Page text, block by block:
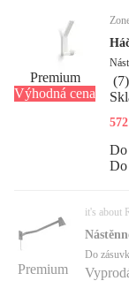
Premium
Výhodná cena
(7)
Do
Do
Premium
it's about
Do